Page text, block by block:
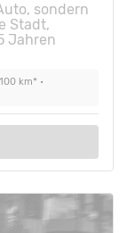
sondern
Stadt,
Jahren
km* •